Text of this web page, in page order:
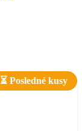
⏳ Posledné kusy